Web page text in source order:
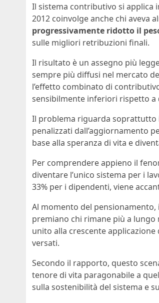
Il sistema contributivo si applica
2012 coinvolge anche chi aveva
progressivamente ridotto il
sulle migliori retribuzioni finali.
Il risultato è un assegno più
sempre più diffusi nel mercato
l’effetto combinato di
sensibilmente inferiori rispetto a
Il problema riguarda soprattutto
penalizzati dall’aggiornamento
base alla speranza di vita e
Per comprendere appieno il
diventare l’unico sistema per i
33% per i dipendenti, viene
Al momento del pensionamento, i
premiano chi rimane più a
unito alla crescente
versati.
Secondo il rapporto, questo
tenore di vita paragonabile a
sulla sostenibilità del sistema e